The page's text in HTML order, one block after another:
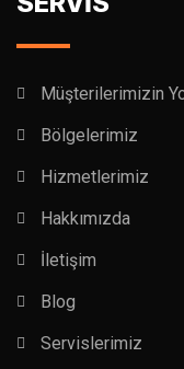
Müşterilerimizin
Bölgelerimiz
Hizmetlerimiz
Hakkımızda
İletişim
Blog
Servislerimiz